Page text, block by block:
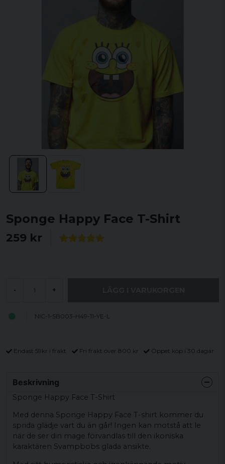
Sponge Happy Face T-Shirt
259 kr
- +
NIC-1-SB003-H49-11-YE-L
Endast 59kr i frakt Fri frakt över 800 kr Öppet köp i 30 dagar
Beskrivning
Sponge Happy Face T-Shirt
Med denna Sponge Happy Face T-shirt kommer du
sprida glädje vart du än går! Ingen kan motstå att le
när de ser din mage förvandlas till den ikoniska
karaktären Svampbobs glada ansikte.